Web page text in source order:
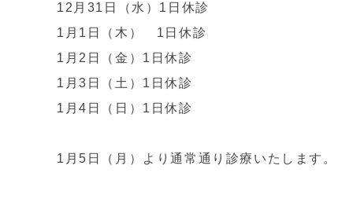
12月31日（水）1日休診
1月1日（木） 1日休診
1月2日（金）1日休診
1月3日（土）1日休診
1月4日（日）1日休診
1月5日（月）より通常通り診療いたします。